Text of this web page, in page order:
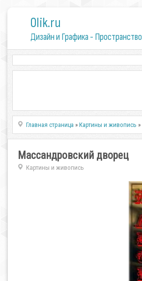
0lik.ru
Дизайн и Графика -
Главная страница »Картины и живопись
Массандровский дворец
Картины и живопись